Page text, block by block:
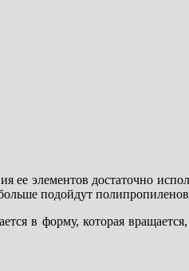
ее элементов достаточно
подойдут
в форму, которая